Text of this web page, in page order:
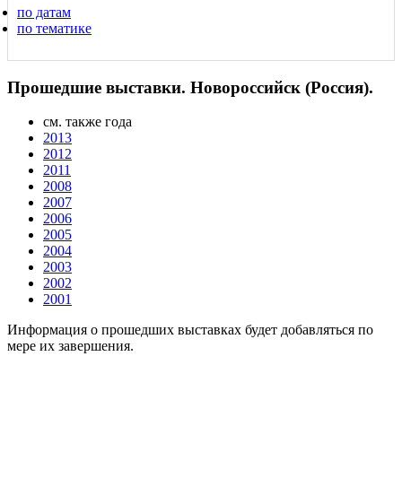
по датам
по тематике
Прошедшие выставки. Новороссийск (Россия).
см. также года
2013
2012
2011
2008
2007
2006
2005
2004
2003
2002
2001
Информация о прошедших выставках будет добавляться по
мере их завершения.